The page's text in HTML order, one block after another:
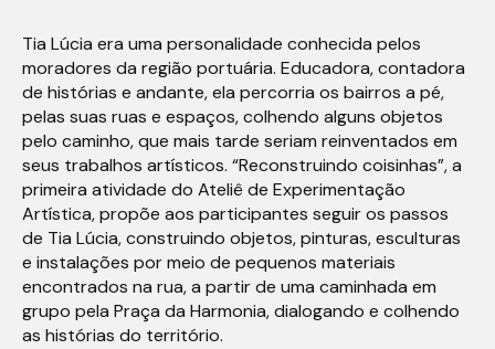
Tia Lúcia era uma personalidade conhecida pelos
moradores da região portuária. Educadora, contadora
de histórias e andante, ela percorria os bairros a pé,
pelas suas ruas e espaços, colhendo alguns objetos
pelo caminho, que mais tarde seriam reinventados em
seus trabalhos artísticos. “Reconstruindo coisinhas”, a
primeira atividade do Ateliê de Experimentação
Artística, propõe aos participantes seguir os passos
de Tia Lúcia, construindo objetos, pinturas, esculturas
e instalações por meio de pequenos materiais
encontrados na rua, a partir de uma caminhada em
grupo pela Praça da Harmonia, dialogando e colhendo
as histórias do território.